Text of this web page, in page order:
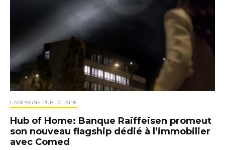
CAMPAGNE PUBLICITAIRE
Hub of Home: Banque Raiffeisen promeut
son nouveau flagship dédié à l’immobilier
avec Comed